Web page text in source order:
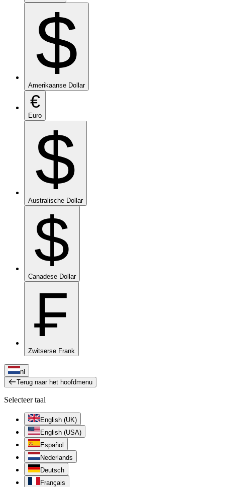
$
Amerikaanse Dollar
€
Euro
$
Australische Dollar
$
Canadese Dollar
₣
Zwitserse Frank
nl
Terug naar het hoofdmenu
Selecteer taal
English (UK)
English (USA)
Español
Nederlands
Deutsch
Français